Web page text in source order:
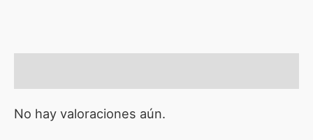
No hay valoraciones aún.